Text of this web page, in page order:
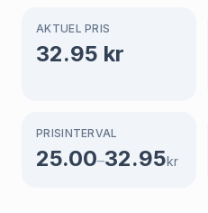
AKTUEL PRIS
32.95 kr
PRISINTERVAL
25.00–32.95kr